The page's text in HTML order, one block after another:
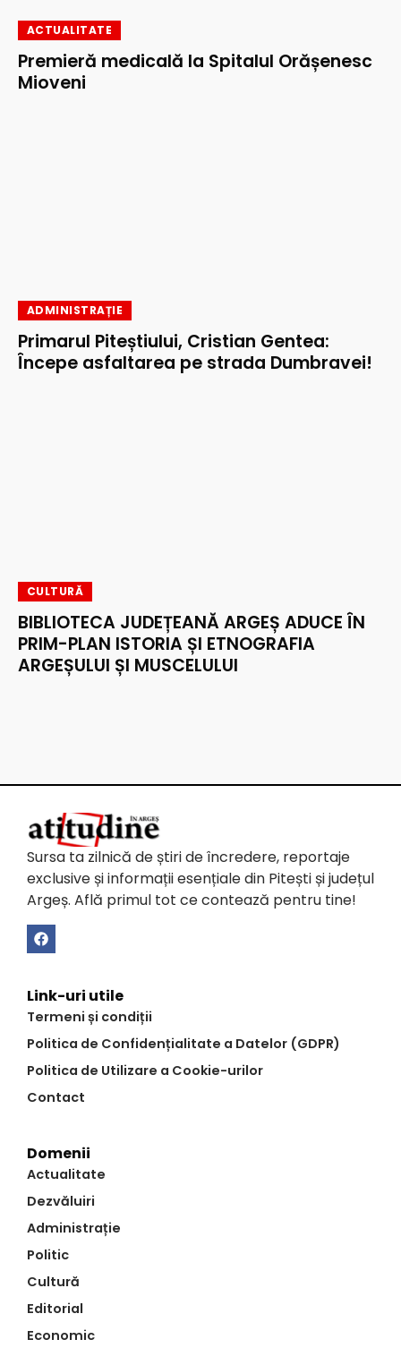
ACTUALITATE
Premieră medicală la Spitalul Orășenesc
Mioveni
ADMINISTRAȚIE
Primarul Piteștiului, Cristian Gentea:
Începe asfaltarea pe strada Dumbravei!
CULTURĂ
BIBLIOTECA JUDEȚEANĂ ARGEȘ ADUCE ÎN
PRIM-PLAN ISTORIA ȘI ETNOGRAFIA
ARGEȘULUI ȘI MUSCELULUI
Sursa ta zilnică de știri de încredere, reportaje
exclusive și informații esențiale din Pitești și județul
Argeș. Află primul tot ce contează pentru tine!
Link-uri utile
Termeni și condiții
Politica de Confidențialitate a Datelor (GDPR)
Politica de Utilizare a Cookie-urilor
Contact
Domenii
Actualitate
Dezvăluiri
Administrație
Politic
Cultură
Editorial
Economic